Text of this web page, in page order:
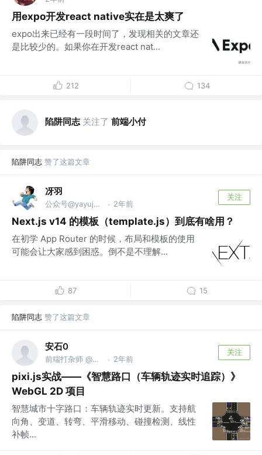
用expo开发react native实在是太爽了
expo出来已经有一段时间了，发现相关的文章还
是比较少的。如果你在开发react nat...
212 134
陷阱同志 关注了 前端小付
陷阱同志 赞了这篇文章
冴羽
公众号@yayujs @🏅掘金签约作者 · 2年前
关注
Next.js v14 的模板（template.js）到底有啥用？
在初学 App Router 的时候，布局和模板的使用
可能会让大家感到困惑。倒不是不理解...
87 15
陷阱同志 赞了这篇文章
安石0
前端打杂师 @找工作中，杭州、上海、成都都可 · 2年前
关注
pixi.js实战——《智慧路口（车辆轨迹实时追踪）》
WebGL 2D 项目
智慧城市十字路口：车辆轨迹实时更新。支持航
向角、变道、转弯、平滑移动、碰撞检测、线性
补帧...